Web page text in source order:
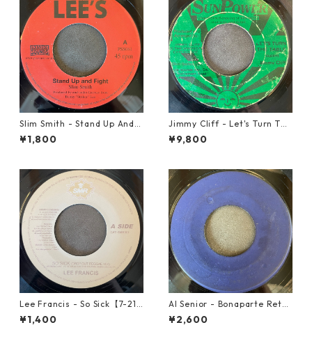
Slim Smith - Stand Up And F
ight 【7-21832】
¥1,800
Jimmy Cliff - Let's Turn The
Table【7-21999】
¥9,800
Lee Francis - So Sick【7-219
25】
¥1,400
Al Senior - Bonaparte Retre
at【7-21861】
¥2,600